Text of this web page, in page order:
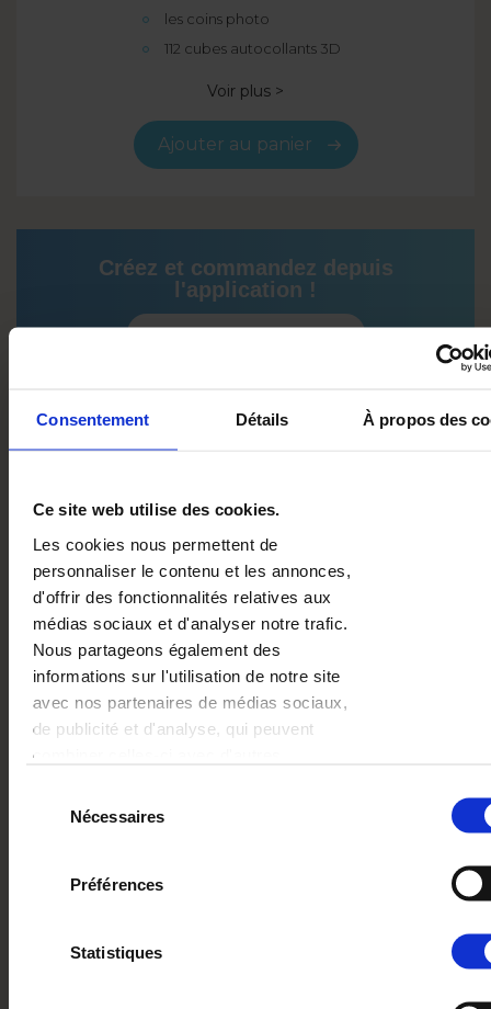
Consentement Détails À propos des
Ce site web utilise des cookies.
Les cookies nous permettent de
personnaliser le contenu et les annonces,
d'offrir des fonctionnalités relatives aux
médias sociaux et d'analyser notre trafic.
Nous partageons également des
informations sur l'utilisation de notre site
avec nos partenaires de médias sociaux,
de publicité et d'analyse, qui peuvent
combiner celles-ci avec d'autres
qu'ils ont collectées lors de votre utilisation
Nécessaires
Préférences
Statistiques
les coins photo
112 cubes autocollants 3D
Voir plus >
Ajouter au panier
Créez et commandez depuis
l'application !
Essayez l'application
aspect artistique. Le papier utilisé pour MEMO PRINTS